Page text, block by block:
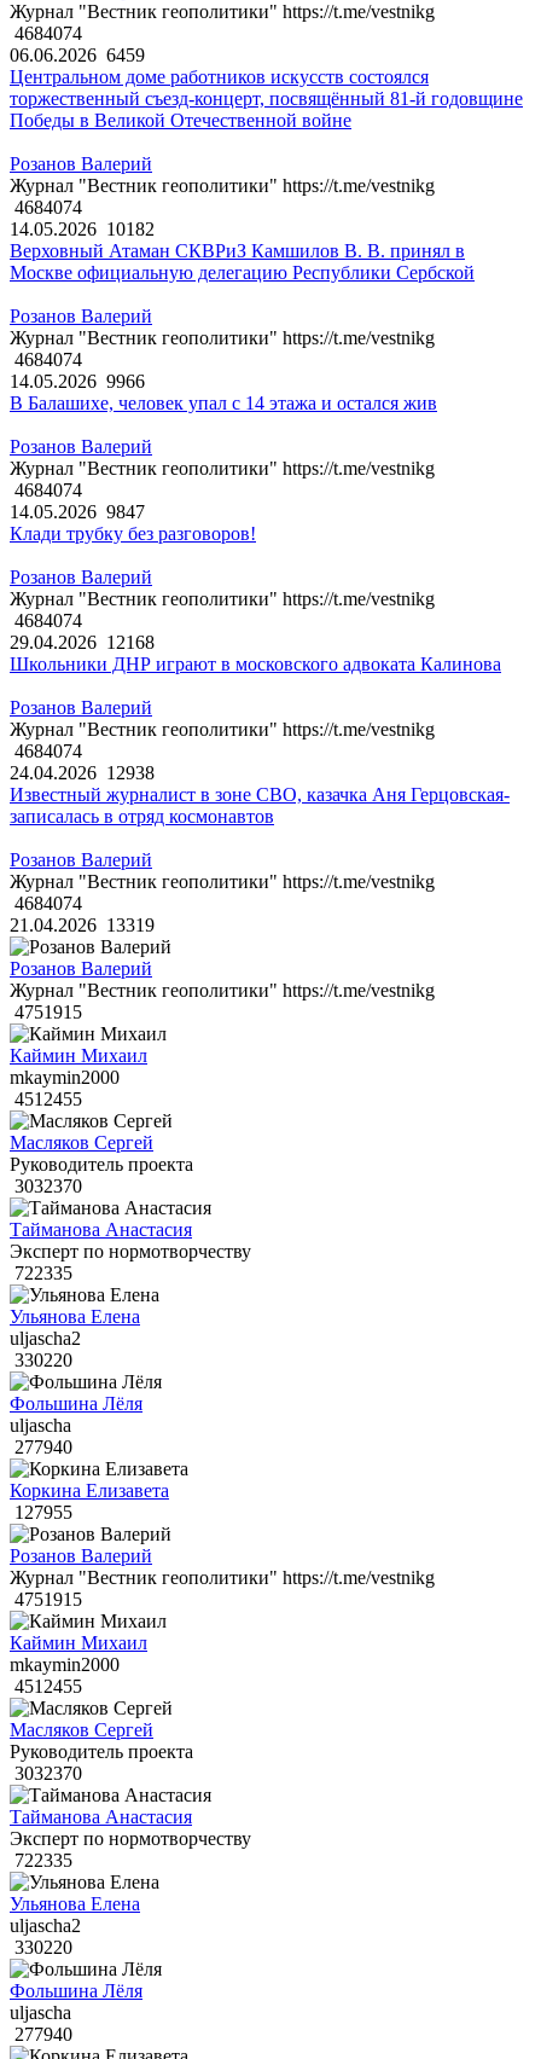
Журнал "Вестник геополитики" https://t.me/vestnikg
4684074
06.06.2026 6459
Центральном доме работников искусств состоялся
торжественный съезд-концерт, посвящённый 81-й годовщине
Победы в Великой Отечественной войне
Розанов Валерий
Журнал "Вестник геополитики" https://t.me/vestnikg
4684074
14.05.2026 10182
Верховный Атаман СКВРиЗ Камшилов В. В. принял в
Москве официальную делегацию Республики Сербской
Розанов Валерий
Журнал "Вестник геополитики" https://t.me/vestnikg
4684074
14.05.2026 9966
В Балашихе, человек упал с 14 этажа и остался жив
Розанов Валерий
Журнал "Вестник геополитики" https://t.me/vestnikg
4684074
14.05.2026 9847
Клади трубку без разговоров!
Розанов Валерий
Журнал "Вестник геополитики" https://t.me/vestnikg
4684074
29.04.2026 12168
Школьники ДНР играют в московского адвоката Калинова
Розанов Валерий
Журнал "Вестник геополитики" https://t.me/vestnikg
4684074
24.04.2026 12938
Известный журналист в зоне СВО, казачка Аня Герцовская-
записалась в отряд космонавтов
Розанов Валерий
Журнал "Вестник геополитики" https://t.me/vestnikg
4684074
21.04.2026 13319
Розанов Валерий
Журнал "Вестник геополитики" https://t.me/vestnikg
4751915
Каймин Михаил
mkaymin2000
4512455
Масляков Сергей
Руководитель проекта
3032370
Тайманова Анастасия
Эксперт по нормотворчеству
722335
Ульянова Елена
uljascha2
330220
Фольшина Лёля
uljascha
277940
Коркина Елизавета
127955
Розанов Валерий
Журнал "Вестник геополитики" https://t.me/vestnikg
4751915
Каймин Михаил
mkaymin2000
4512455
Масляков Сергей
Руководитель проекта
3032370
Тайманова Анастасия
Эксперт по нормотворчеству
722335
Ульянова Елена
uljascha2
330220
Фольшина Лёля
uljascha
277940